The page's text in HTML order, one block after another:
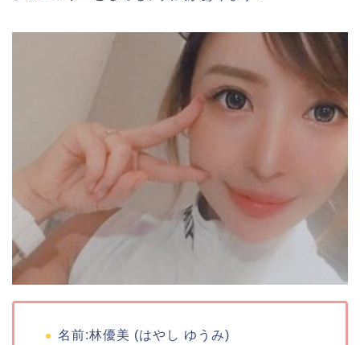
名前:林優美 (はやし ゆうみ)